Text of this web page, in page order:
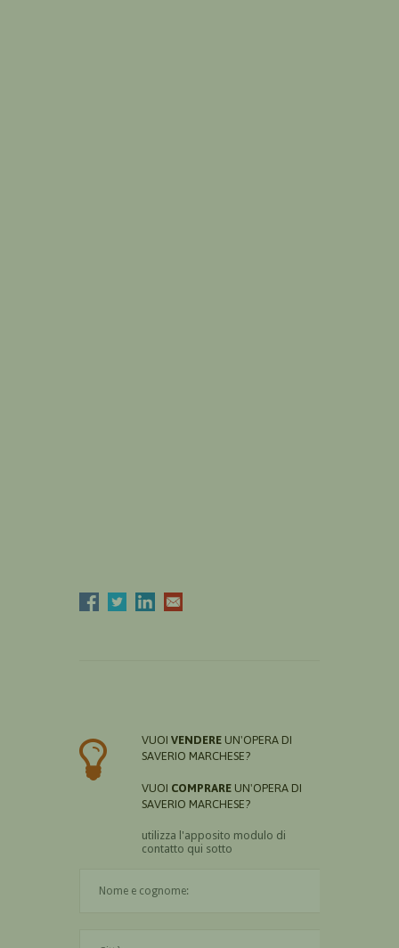
VUOI VENDERE UN'OPERA DI
SAVERIO MARCHESE?
VUOI COMPRARE UN'OPERA DI
SAVERIO MARCHESE?
utilizza l'apposito modulo di
contatto qui sotto